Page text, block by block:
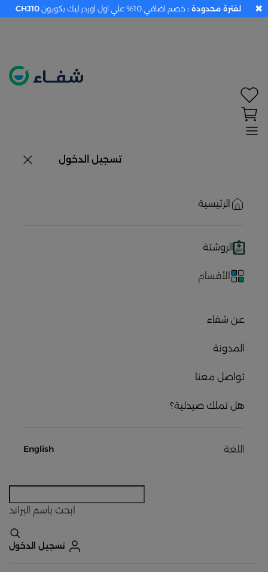
تسجيل الدخول
الرئيسية
الروشتة
الأقسام
عن شفاء
المدونة
تواصل معنا
هل تملك صيدلية؟
اللغة English
ابحث باسم البراند
تسجيل الدخول
لفترة محدودة : خصم اضافي 10% علي اول اوردر ليك بكوبون CHJ10 ✖